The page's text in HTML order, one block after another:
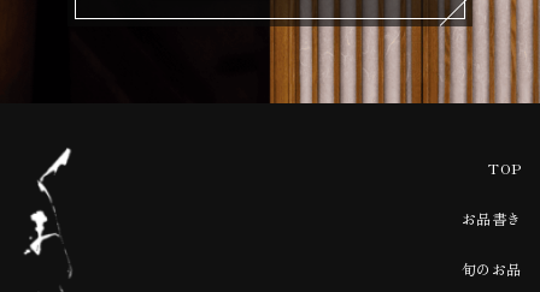
TOP
お品書き
旬のお品